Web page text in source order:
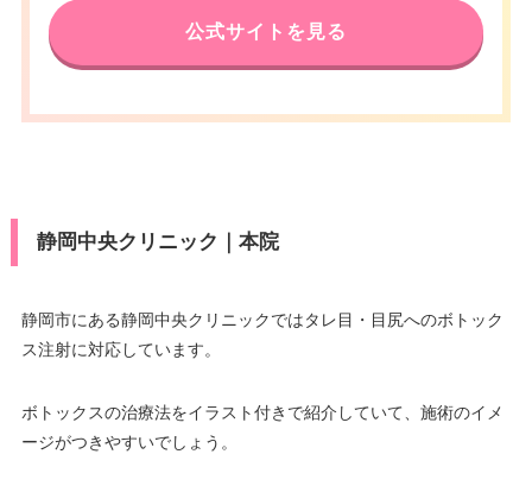
公式サイトを見る
静岡中央クリニック｜本院
静岡市にある静岡中央クリニックではタレ目・目尻へのボトック
ス注射に対応しています。
ボトックスの治療法をイラスト付きで紹介していて、施術のイメ
ージがつきやすいでしょう。